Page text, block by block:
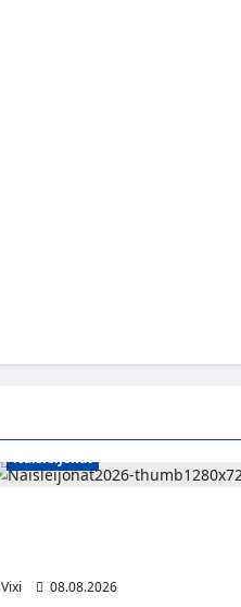
Naisleijonat
Vixi
08.08.2026